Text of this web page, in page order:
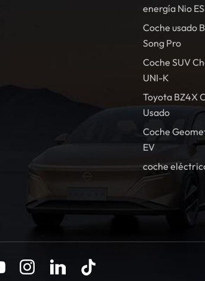
energía Nio
Coche usado
Song Pro
Coche SUV
UNI-K
Toyota BZ4X
Usado
Coche
EV
coche